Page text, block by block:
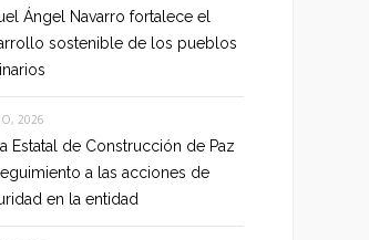
Ángel Navarro fortalece el
sostenible de los pueblos
2026
Estatal de Construcción de Paz
a las acciones de
en la entidad